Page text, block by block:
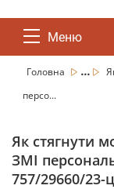
Меню
Головна ...
персо...
Як стягнути
ЗМІ
757/29660/23-